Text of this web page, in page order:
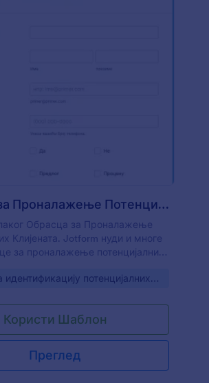
Образац за Проналажење Потенцијалних Клијената
Обрасца за Проналажење
Клијената. Jotform нуди и многе
за проналажење потенцијалних
идентификацију потенцијалних
Користи Шаблон
Преглед